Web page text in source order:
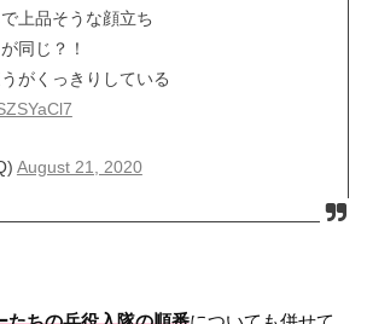
上品そうな顔立ち
同じ？！
がくっきりしている
August 21, 2020